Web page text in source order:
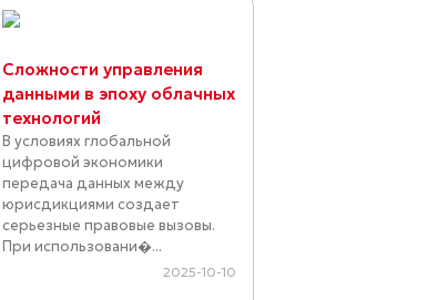
Сложности управления
данными в эпоху облачных
технологий
В условиях глобальной
цифровой экономики
передача данных между
юрисдикциями создает
серьезные правовые вызовы.
При использовани�...
2025-10-10